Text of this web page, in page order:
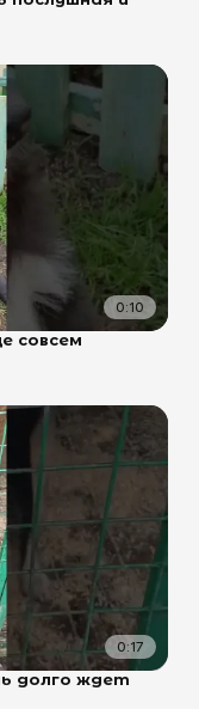
0:10
совсем
0:17
долго ждет